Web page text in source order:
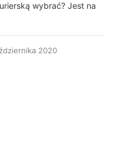
wybrać? Jest na
2020